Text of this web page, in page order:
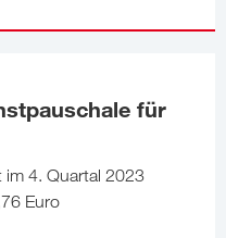
für
im 4. Quartal 2023
Euro